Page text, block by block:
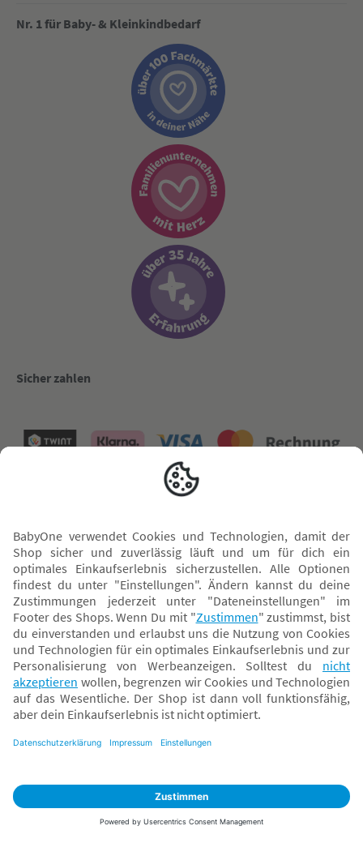
Nr. 1 für Baby- & Kleinkindbedarf
Sicher zahlen
* Alle Preise inkl. MwSt. und ggf. zzgl.Versandkosten. Der dargestellte Preis gilt -
abhängig von der von dir gewählten Option - im BabyOne-Onlineshop oder bei
Abholung in dem von dir gewählten BabyOne-Franchise-Betrieb. Der für den
Onlineshop geltende Preis stellt bei einem Verkauf durch unsere Franchise-
Nehmer eine unverbindliche Preisempfehlung dar. Der Verkaufspreis der
daher von dem Verkaufspreis im Onlineshop abweichen. Angaben zu
Klarna.